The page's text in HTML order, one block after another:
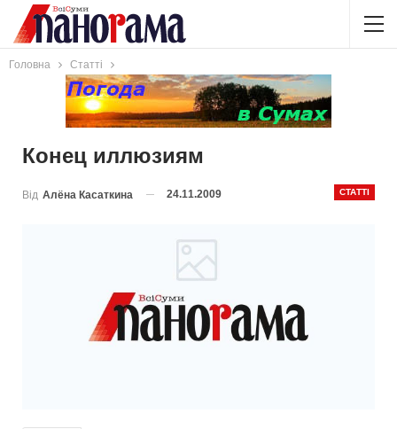
Головна Статті
Конец иллюзиям
СТАТТІ
Від Алёна Касаткина 24.11.2009